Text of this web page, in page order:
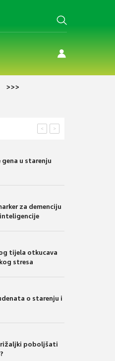
>>>
>
<
gena u starenju
za demenciju
tijela otkucava
stresa
o starenju i
poboljšati